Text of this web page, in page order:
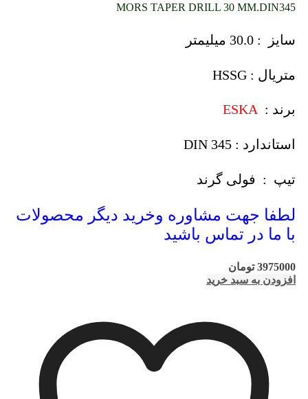
MORS TAPER DRILL 30 MM.DIN345
سایز : 30.0 میلیمتر
متریال : HSSG
برند : ESKA
استاندارد : DIN 345
تیپ : فولی گرند
لطفا جهت مشاوره وخرید دیگر محصولات
با ما در تماس باشید
3975000 تومان
افزودن به سبد خرید